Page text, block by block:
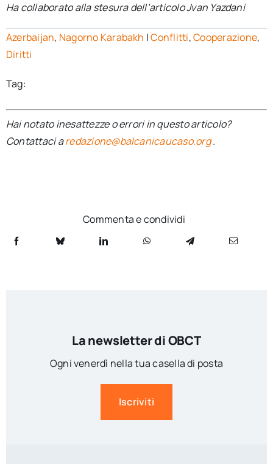
Ha collaborato alla stesura dell’articolo Jvan Yazdani
Azerbaijan, Nagorno Karabakh |Conflitti,Cooperazione,
Diritti
Tag:
Hai notato inesattezze o errori in questo articolo?
Contattaci aredazione@balcanicaucaso.org.
Commenta e condividi
La newsletter di OBCT
Ogni venerdì nella tua casella di posta
Iscriviti